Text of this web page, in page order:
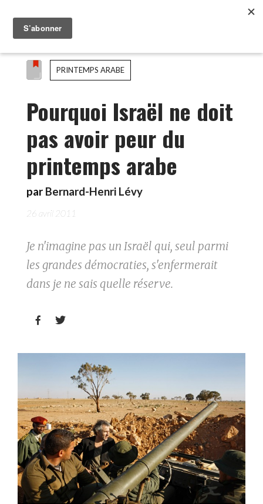
PRINTEMPS ARABE
Pourquoi Israël ne doit
pas avoir peur du
printemps arabe
par Bernard-Henri Lévy
26 avril 2011
Je n'imagine pas un Israël qui, seul parmi
les grandes démocraties, s'enfermerait
dans je ne sais quelle réserve.
 